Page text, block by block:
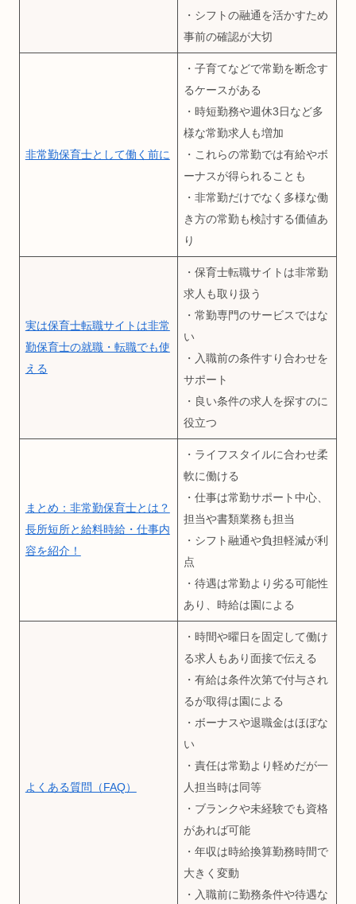
・シフトの融通を活かすため
事前の確認が大切
非常勤保育士として働く前に
・子育てなどで常勤を断念す
るケースがある
・時短勤務や週休3日など多
様な常勤求人も増加
・これらの常勤では有給やボ
ーナスが得られることも
・非常勤だけでなく多様な働
き方の常勤も検討する価値あ
り
実は保育士転職サイトは非常
勤保育士の就職・転職でも使
える
・保育士転職サイトは非常勤
求人も取り扱う
・常勤専門のサービスではな
い
・入職前の条件すり合わせを
サポート
・良い条件の求人を探すのに
役立つ
まとめ：非常勤保育士とは？
長所短所と給料時給・仕事内
容を紹介！
・ライフスタイルに合わせ柔
軟に働ける
・仕事は常勤サポート中心、
担当や書類業務も担当
・シフト融通や負担軽減が利
点
・待遇は常勤より劣る可能性
あり、時給は園による
よくある質問（FAQ）
・時間や曜日を固定して働け
る求人もあり面接で伝える
・有給は条件次第で付与され
るが取得は園による
・ボーナスや退職金はほぼな
い
・責任は常勤より軽めだが一
人担当時は同等
・ブランクや未経験でも資格
があれば可能
・年収は時給換算勤務時間で
大きく変動
・入職前に勤務条件や待遇な